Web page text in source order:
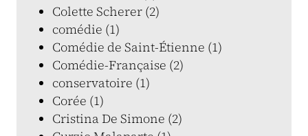
Colette Scherer (2)
comédie (1)
Comédie de Saint-Étienne (1)
Comédie-Française (2)
conservatoire (1)
Corée (1)
Cristina De Simone (2)